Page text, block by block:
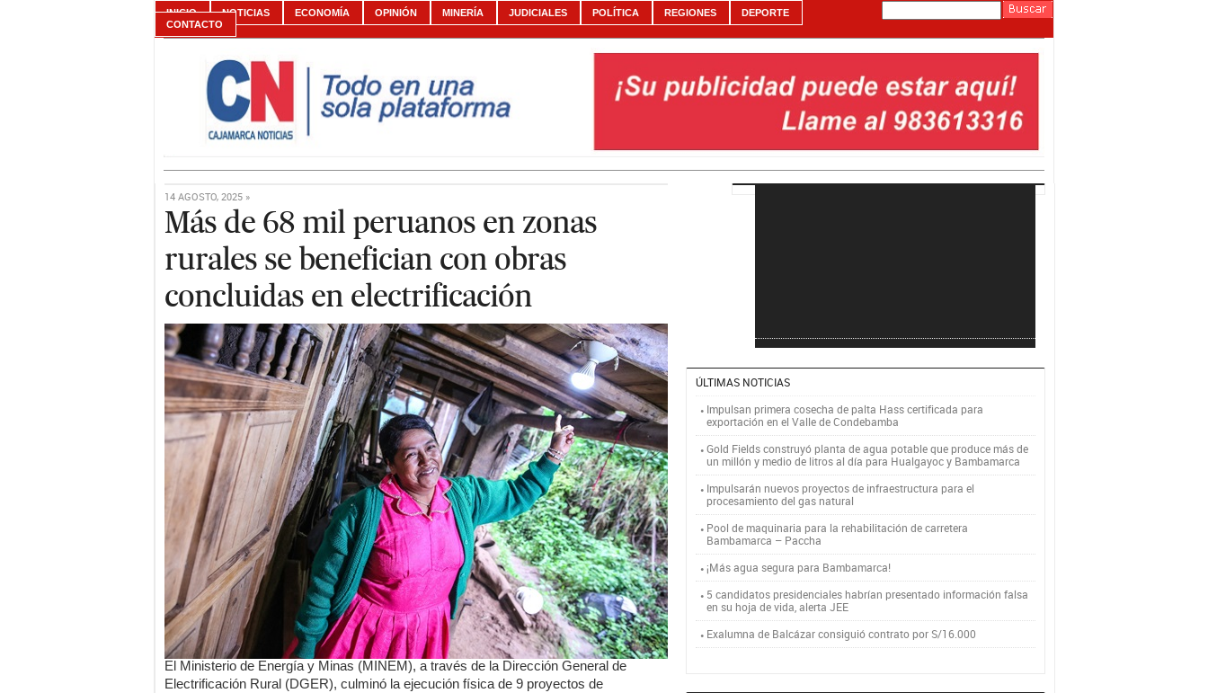
INICIO NOTICIAS ECONOMÍA OPINIÓN MINERÍA JUDICIALES POLÍTICA REGIONES
DEPORTE
CONTACTO
14 AGOSTO, 2025 »
Más de 68 mil peruanos en zonas
rurales se benefician con obras
concluidas en electrificación
El Ministerio de Energía y Minas (MINEM), a través de la Dirección General de
Electrificación Rural (DGER), culminó la ejecución física de 9 proyectos de
ÚLTIMAS NOTICIAS
Impulsan primera cosecha de palta Hass certificada para
exportación en el Valle de Condebamba
Gold Fields construyó planta de agua potable que produce más de
un millón y medio de litros al día para Hualgayoc y Bambamarca
Impulsarán nuevos proyectos de infraestructura para el
procesamiento del gas natural
Pool de maquinaria para la rehabilitación de carretera
Bambamarca – Paccha
¡Más agua segura para Bambamarca!
5 candidatos presidenciales habrían presentado información falsa
en su hoja de vida, alerta JEE
Exalumna de Balcázar consiguió contrato por S/16.000